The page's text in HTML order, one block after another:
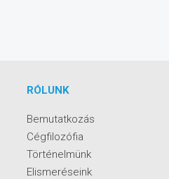
RÓLUNK
Bemutatkozás
Cégfilozófia
Történelmünk
Elismeréseink